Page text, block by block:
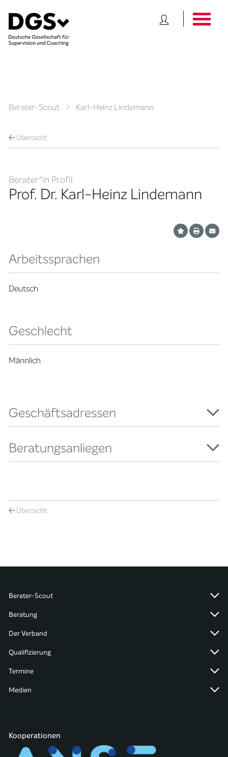
Berater-Scout Karl-Heinz Lindemann
Übersicht
Berater*in Profil
Prof. Dr. Karl-Heinz Lindemann
Arbeitssprachen
Deutsch
Geschlecht
Männlich
Geschäftsadressen
Beratungsanliegen
Übersicht
Berater-Scout
Beratung
Der Verband
Qualifizierung
Termine
Medien
Kooperationen